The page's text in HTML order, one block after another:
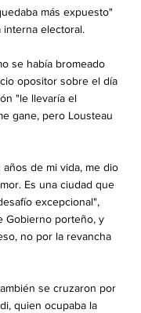
más expuesto"
electoral.
se había bromeado
opositor sobre el día
"le llevaría el
gane, pero Lousteau
años de mi vida, me dio
Es una ciudad que
excepcional",
Gobierno porteño, y
no por la revancha
se cruzaron por
quien ocupaba la